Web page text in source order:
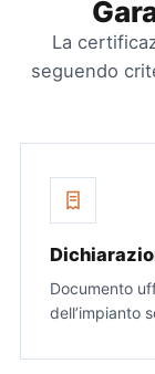
La
seguendo
Documento
dell’impianto